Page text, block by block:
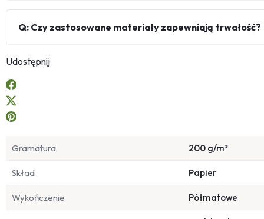
Q: Czy zastosowane materiały zapewniają trwałość?
Udostępnij
Gramatura 200 g/m²
Skład Papier
Wykończenie Półmatowe